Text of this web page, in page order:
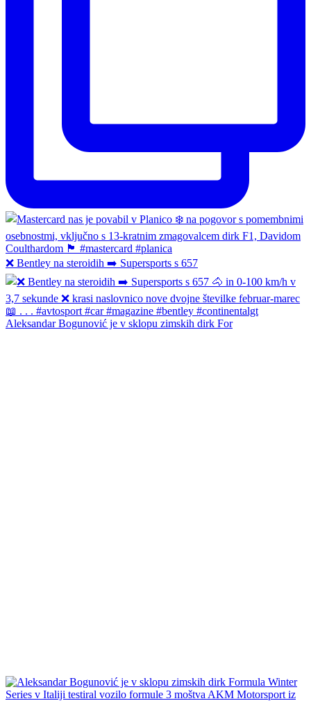
❌ Bentley na steroidih ➡️ Supersports s 657
Aleksandar Bogunović je v sklopu zimskih dirk For